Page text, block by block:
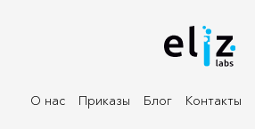
О нас Приказы Блог Контакты